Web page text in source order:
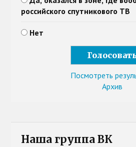
российского спутникового ТВ
Нет
Посмотреть
Архив
Наша группа ВК